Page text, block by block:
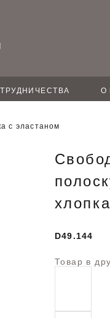
О
с эластаном
D49.144
Товар в